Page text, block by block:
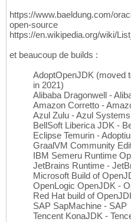
https://www.baeldung.com/
open-source
https://en.wikipedia.org/wiki/
et beaucoup de builds :
AdoptOpenJDK (moved
in 2021)
Alibaba Dragonwell -
Amazon Corretto -
Azul Zulu - Azul Systems
BellSoft Liberica JDK -
Eclipse Temurin -
GraalVM Community
IBM Semeru Runtime
JetBrains Runtime -
Microsoft Build of
OpenLogic OpenJDK -
Red Hat build of
SAP SapMachine - SAP
Tencent KonaJDK -